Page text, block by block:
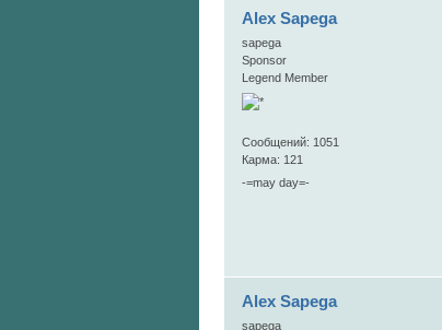
Alex Sapega
sapega
Sponsor
Legend Member
Сообщений: 1051
Карма: 121
-=may day=-
Alex Sapega
sapega